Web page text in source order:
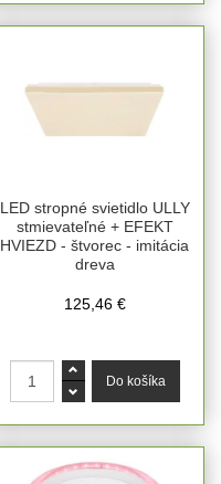
LED stropné svietidlo ULLY
stmievateľné + EFEKT
HVIEZD - štvorec - imitácia
dreva
125,46 €